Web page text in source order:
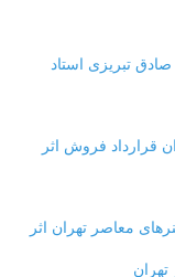
صادق تبریزی استاد
قرارداد فروش اثر
معاصر تهران اثر
تهران